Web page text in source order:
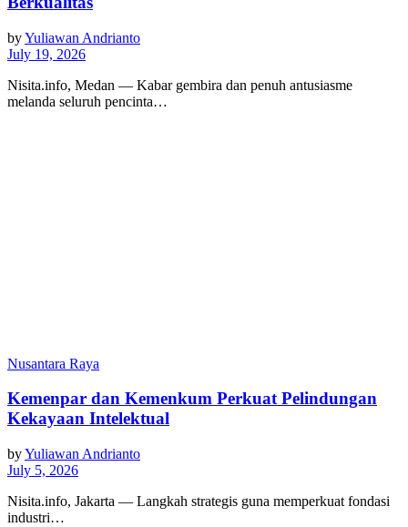
byYuliawan Andrianto
July 19, 2026
Nisita.info, Medan — Kabar gembira dan penuh antusiasme
melanda seluruh pencinta…
Nusantara Raya
Kemenpar dan Kemenkum Perkuat Pelindungan
Kekayaan Intelektual
byYuliawan Andrianto
July 5, 2026
Nisita.info, Jakarta — Langkah strategis guna memperkuat fondasi
industri…